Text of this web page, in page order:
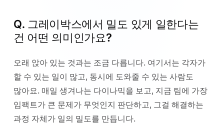
Q. 그레이박스에서 밀도 있게 일한다는
건 어떤 의미인가요?
오래 앉아 있는 것과는 조금 다릅니다. 여기서는 각자가
할 수 있는 일이 많고, 동시에 도와줄 수 있는 사람도
많아요. 매일 생겨나는 다이나믹을 보고, 지금 팀에 가장
임팩트가 큰 문제가 무엇인지 판단하고, 그걸 해결하는
과정 자체가 일의 밀도를 만듭니다.